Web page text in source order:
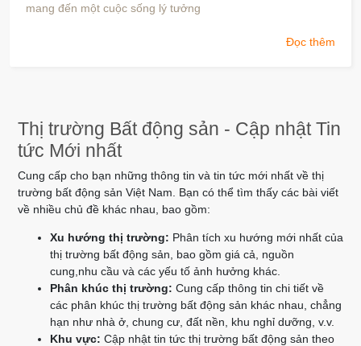
mang đến một cuộc sống lý tưởng
Đọc thêm
Thị trường Bất động sản - Cập nhật Tin
tức Mới nhất
Cung cấp cho bạn những thông tin và tin tức mới nhất về thị
trường bất động sản Việt Nam. Bạn có thể tìm thấy các bài viết
về nhiều chủ đề khác nhau, bao gồm:
Xu hướng thị trường: Phân tích xu hướng mới nhất của
thị trường bất động sản, bao gồm giá cả, nguồn
cung,nhu cầu và các yếu tố ảnh hưởng khác.
Phân khúc thị trường: Cung cấp thông tin chi tiết về
các phân khúc thị trường bất động sản khác nhau, chẳng
hạn như nhà ở, chung cư, đất nền, khu nghỉ dưỡng, v.v.
Khu vực: Cập nhật tin tức thị trường bất động sản theo